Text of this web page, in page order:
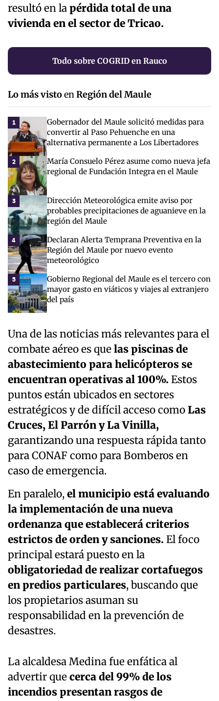
resultó en lapérdida total de una
vivienda en el sector de Tricao.
Todo sobre COGRID en Rauco
Lo más vistoenRegión del Maule
1
Gobernador del Maule solicitó medidas para
convertir al Paso Pehuenche en una
alternativa permanente a Los Libertadores
2
María Consuelo Pérez asume como nueva jefa
regional de Fundación Integra en el Maule
3
Dirección Meteorológica emite aviso por
probables precipitaciones de aguanieve en la
región del Maule
4
Declaran Alerta Temprana Preventiva en la
Región del Maule por nuevo evento
meteorológico
5
Gobierno Regional del Maule es el tercero con
mayor gasto en viáticos y viajes al extranjero
del país
Una de las noticias más relevantes para el
combate aéreo es quelas piscinas de
abastecimiento para helicópteros se
encuentran operativas al 100%. Estos
puntos están ubicados en sectores
estratégicos y de difícil acceso comoLas
Cruces, El Parrón y La Vinilla,
garantizando una respuesta rápida tanto
para CONAF como para Bomberos en
caso de emergencia.
En paralelo,el municipio está evaluando
la implementación de una nueva
ordenanza que establecerá criterios
estrictos de orden y sanciones. El foco
principal estará puesto en la
obligatoriedad de realizar cortafuegos
en predios particulares, buscando que
los propietarios asuman su
responsabilidad en la prevención de
desastres.
La alcaldesa Medina fue enfática al
advertir quecerca del 99% de los
incendios presentan rasgos de